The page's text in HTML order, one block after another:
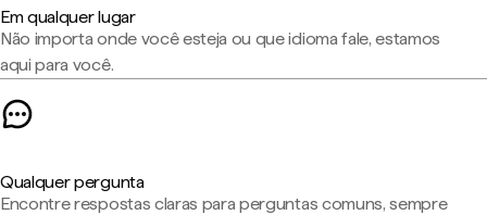
Em qualquer lugar
Não importa onde você esteja ou que idioma fale, estamos
aqui para você.
Qualquer pergunta
Encontre respostas claras para perguntas comuns, sempre